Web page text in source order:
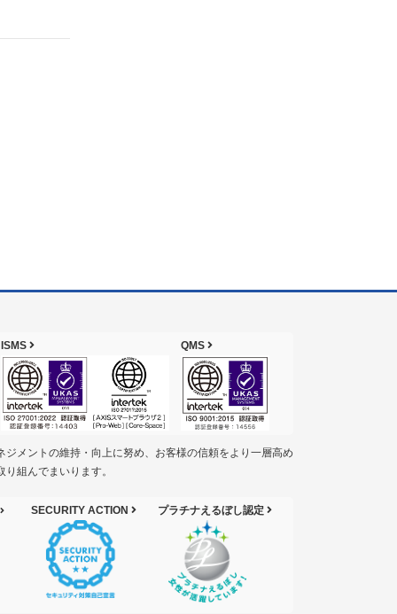
ISMS QMS
ジメントの維持・向上に努め、お客様の信頼をより一層高め
組んでまいります。
SECURITY ACTION プラチナえるぼし認定